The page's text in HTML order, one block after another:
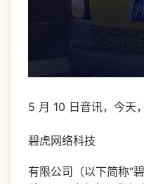
5 月 10 日音讯，今天
碧虎网络科技
有限公司（以下简称“